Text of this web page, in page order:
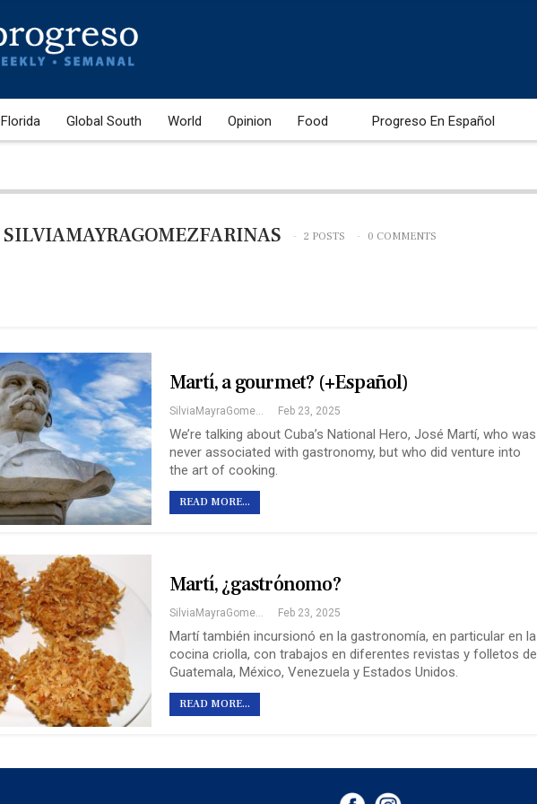
Florida Global South World Opinion Food Progreso En Español
SILVIAMAYRAGOMEZFARINAS 2 POSTS 0 COMMENTS
Martí, a gourmet? (+Español)
SilviaMayraGomezFarinas Feb 23, 2025
We’re talking about Cuba’s National Hero, José Martí, who was
never associated with gastronomy, but who did venture into
the art of cooking.
READ MORE...
Martí, ¿gastrónomo?
SilviaMayraGomezFarinas Feb 23, 2025
Martí también incursionó en la gastronomía, en particular en la
cocina criolla, con trabajos en diferentes revistas y folletos de
Guatemala, México, Venezuela y Estados Unidos.
READ MORE...